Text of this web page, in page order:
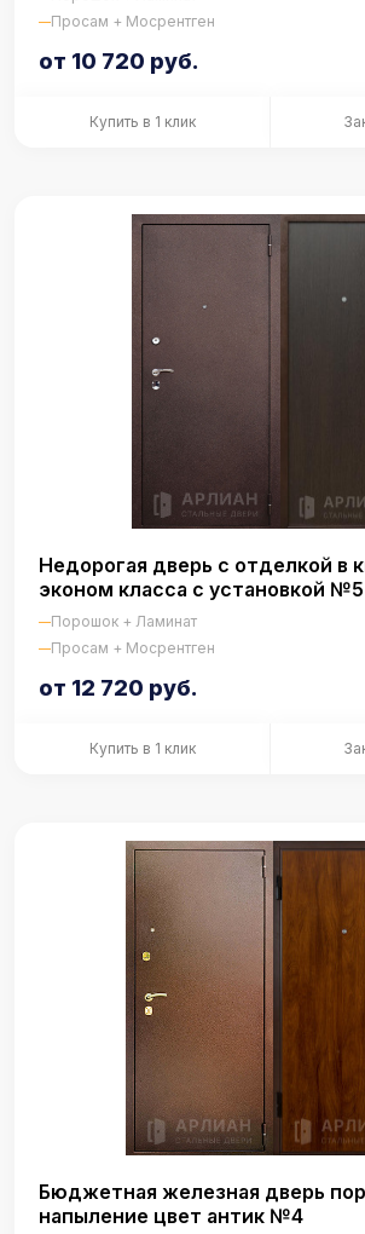
Просам + Мосрентген
от 10 720 руб.
Купить в 1 клик
Недорогая дверь с отделкой в
эконом класса с установкой №5
Порошок + Ламинат
Просам + Мосрентген
от 12 720 руб.
Купить в 1 клик
Бюджетная железная дверь
напыление цвет антик №4